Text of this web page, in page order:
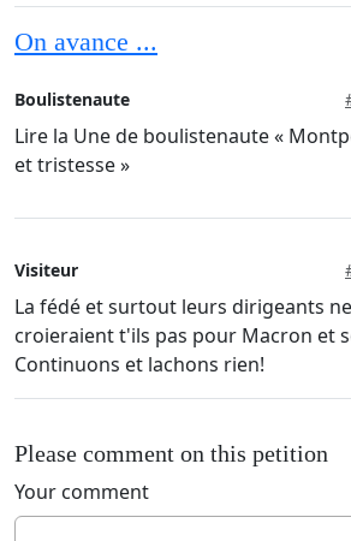
On avance ...
Boulistenaute
Lire la Une de boulistenaute «
et tristesse »
Visiteur
La fédé et surtout leurs dirigeants
croieraient t'ils pas pour Macron et
Continuons et lachons rien!
Please comment on this petition
Your comment